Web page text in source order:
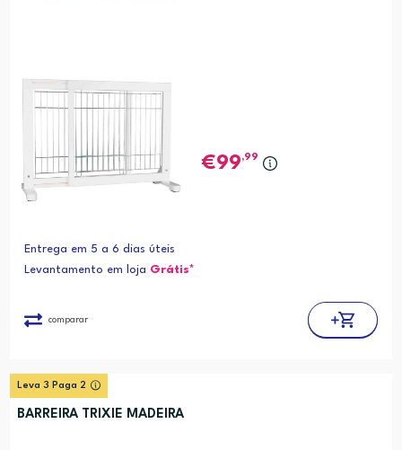
99,99
Entrega em 5 a 6 dias úteis
Levantamento em loja Grátis*
comparar
Leva 3 Paga 2
BARREIRA TRIXIE MADEIRA